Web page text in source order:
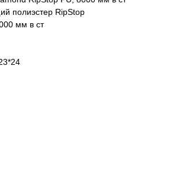
полиэстер RipStop
мм в ст